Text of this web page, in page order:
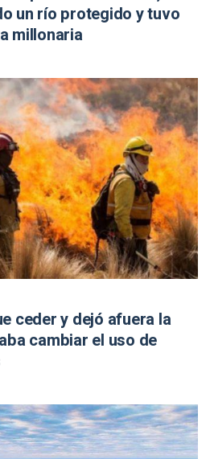
un río protegido y tuvo
millonaria
ceder y dejó afuera la
cambiar el uso de